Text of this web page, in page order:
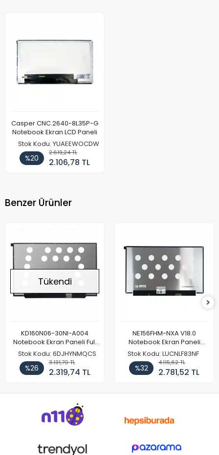
Casper CNC.2640-8L35P-G
Notebook Ekran LCD Paneli
Stok Kodu: YUAEEWOCDW
%20
2.619,24 TL
2.106,78 TL
Benzer Ürünler
Tükendi
KD160N06-30NI-A004
Notebook Ekran Paneli Full
HD
Stok Kodu: 6DJHYNMQCS
%26
3.131,70 TL
2.319,74 TL
NE156FHM-NXA V18.0
Notebook Ekran Paneli
144Hz
Stok Kodu: LUCNLF83NF
%32
4.115,62 TL
2.781,52 TL